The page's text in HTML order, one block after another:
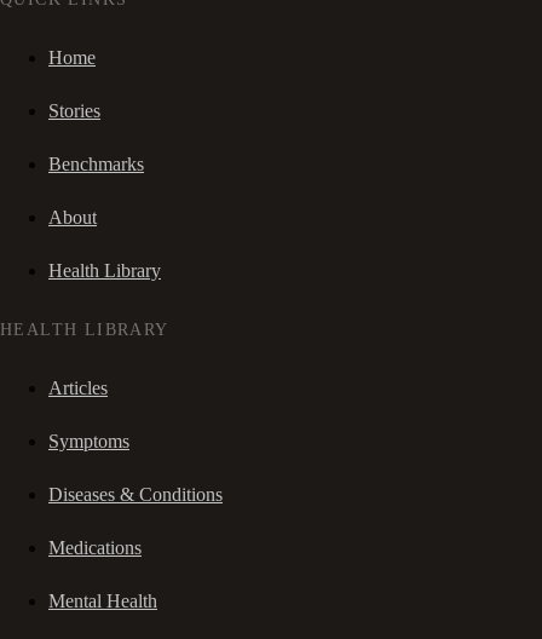
Home
Stories
Benchmarks
About
Health Library
HEALTH LIBRARY
Articles
Symptoms
Diseases & Conditions
Medications
Mental Health